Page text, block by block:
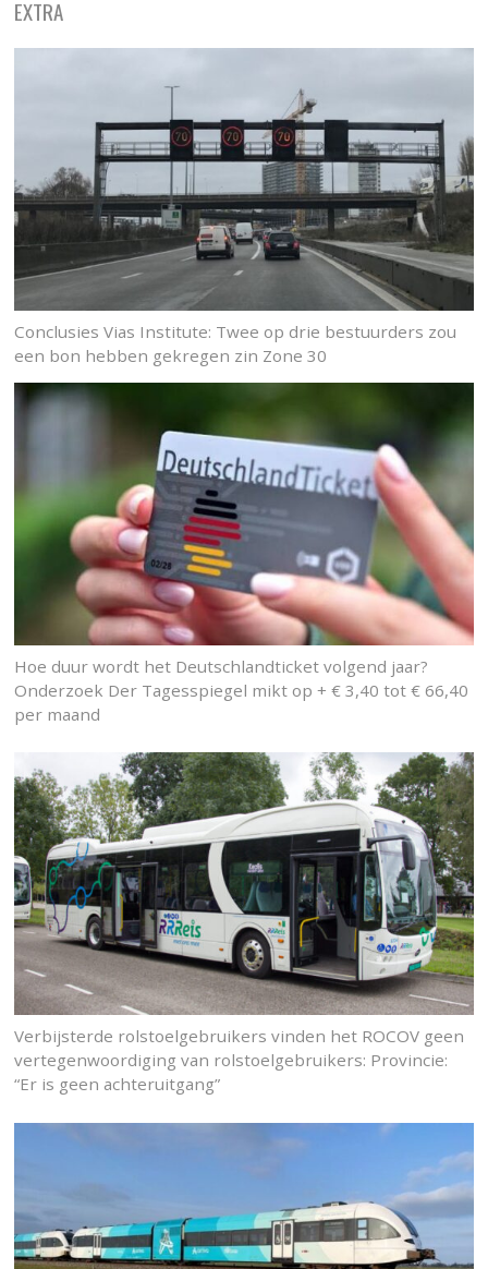
EXTRA
Conclusies Vias Institute: Twee op drie bestuurders zou
een bon hebben gekregen zin Zone 30
Hoe duur wordt het Deutschlandticket volgend jaar?
Onderzoek Der Tagesspiegel mikt op + € 3,40 tot € 66,40
per maand
Verbijsterde rolstoelgebruikers vinden het ROCOV geen
vertegenwoordiging van rolstoelgebruikers: Provincie:
“Er is geen achteruitgang”